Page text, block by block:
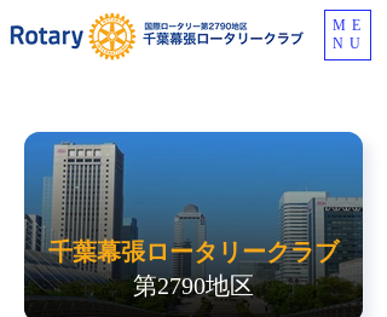
ME
NU
千葉幕張ロータリークラブ
第2790地区